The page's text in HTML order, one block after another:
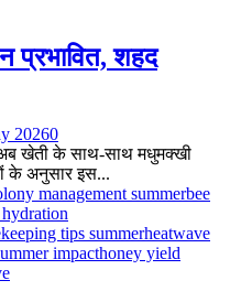
प्रभावित, शहद
20260
खेती के साथ-साथ मधुमक्खी
के अनुसार इस...
management summerbee
hydration
tips summerheatwave
impacthoney yield